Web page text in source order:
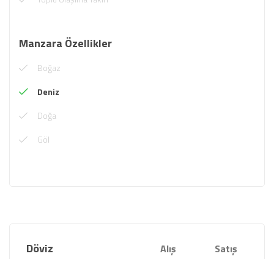
Manzara Özellikler
Boğaz
Deniz
Doğa
Göl
Döviz Alış Satış